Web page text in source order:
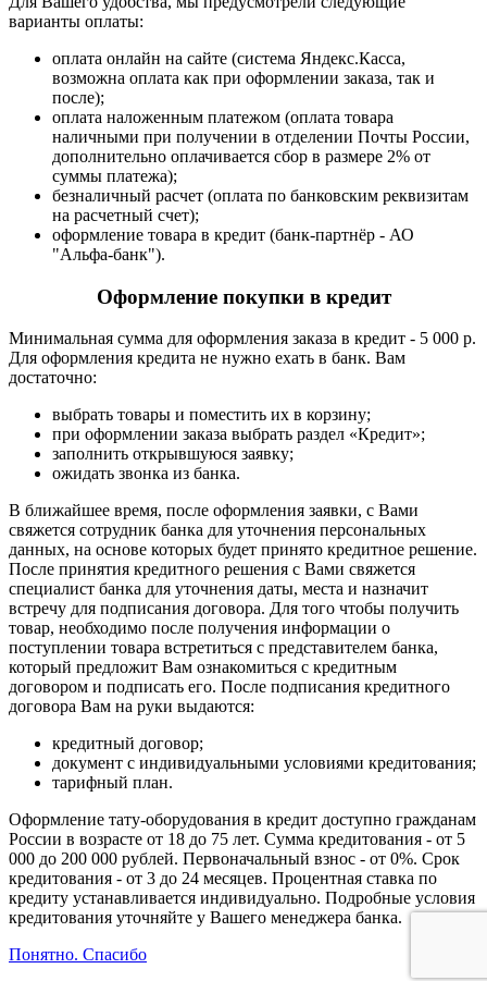
варианты оплаты:
оплата онлайн на сайте (система Яндекс.Касса,
возможна оплата как при оформлении заказа, так и
после);
оплата наложенным платежом (оплата товара
наличными при получении в отделении Почты России,
дополнительно оплачивается сбор в размере 2% от
суммы платежа);
безналичный расчет (оплата по банковским реквизитам
на расчетный счет);
оформление товара в кредит (банк-партнёр - АО
"Альфа-банк").
Оформление покупки в кредит
Минимальная сумма для оформления заказа в кредит - 5 000 р.
Для оформления кредита не нужно ехать в банк. Вам
достаточно:
выбрать товары и поместить их в корзину;
при оформлении заказа выбрать раздел «Кредит»;
заполнить открывшуюся заявку;
ожидать звонка из банка.
В ближайшее время, после оформления заявки, с Вами
свяжется сотрудник банка для уточнения персональных
данных, на основе которых будет принято кредитное решение.
После принятия кредитного решения с Вами свяжется
специалист банка для уточнения даты, места и назначит
встречу для подписания договора. Для того чтобы получить
товар, необходимо после получения информации о
поступлении товара встретиться с представителем банка,
который предложит Вам ознакомиться с кредитным
договором и подписать его. После подписания кредитного
договора Вам на руки выдаются:
кредитный договор;
документ с индивидуальными условиями кредитования;
тарифный план.
Оформление тату-оборудования в кредит доступно гражданам
России в возрасте от 18 до 75 лет. Сумма кредитования - от 5
000 до 200 000 рублей. Первоначальный взнос - от 0%. Срок
кредитования - от 3 до 24 месяцев. Процентная ставка по
кредиту устанавливается индивидуально. Подробные условия
кредитования уточняйте у Вашего менеджера банка.
Понятно. Спасибо